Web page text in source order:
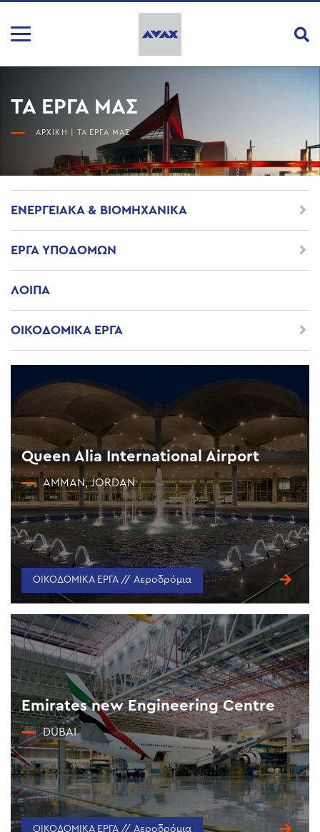
ΤΑ ΕΡΓΑ ΜΑΣ
ΑΡΧΙΚΗ ΤΑ ΕΡΓΑ ΜΑΣ
ΕΝΕΡΓΕΙΑΚΑ & ΒΙΟΜΗΧΑΝΙΚΑ
ΕΡΓΑ ΥΠΟΔΟΜΩΝ
ΛΟΙΠΑ
ΟΙΚΟΔΟΜΙΚΑ ΕΡΓΑ
Queen Alia International Airport
AMMAN, JORDAN
ΟΙΚΟΔΟΜΙΚΑ ΕΡΓΑ // Αεροδρόμια
Emirates new Engineering Centre
DUBAI
ΟΙΚΟΔΟΜΙΚΑ ΕΡΓΑ // Αεροδρόμια